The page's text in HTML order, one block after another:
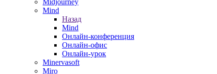
Midjourney
Mind
Назад
Mind
Онлайн-конференция
Онлайн-офис
Онлайн-урок
Minervasoft
Miro